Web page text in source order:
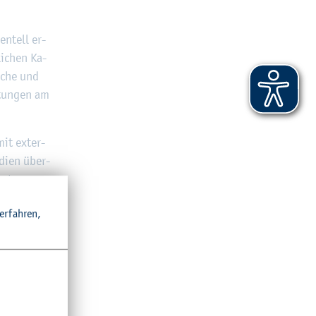
er­
Ka­
und
am
ex­ter­
über­
von